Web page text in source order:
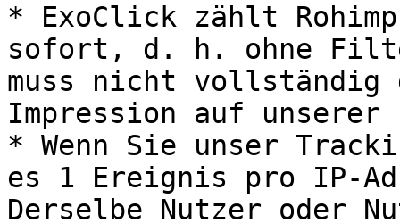
* ExoClick zählt
sofort, d. h. ohne
muss nicht vollständig
Impression auf
* Wenn Sie unser
es 1 Ereignis pro IP-
Derselbe Nutzer oder